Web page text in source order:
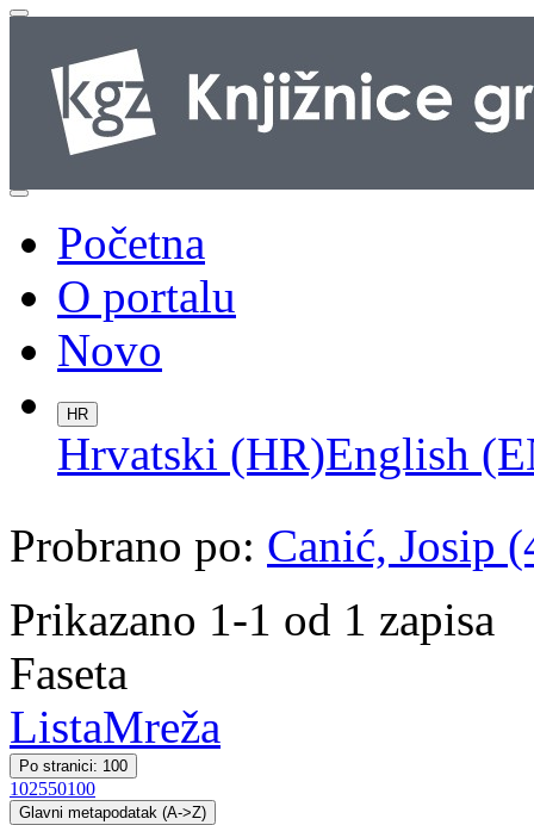
Početna
O portalu
Novo
HR
Hrvatski (HR)English
Probrano po: Canić, Josip
Prikazano 1-1 od 1 zapisa
Faseta
ListaMreža
Po stranici: 100
102550100
Glavni metapodatak (A->Z)